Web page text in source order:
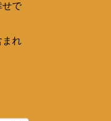
せで
まれ